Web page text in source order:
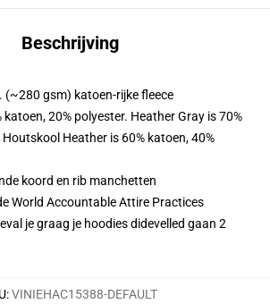
Beschrijving
gsm) katoen-rijke fleece
katoen, 20% polyester. Heather Gray is 70%
Heather is 60% katoen, 40%
koord en rib manchetten
World Accountable Attire Practices
je graag je hoodies didevelled gaan 2
:VINIEHAC15388-DEFAULT